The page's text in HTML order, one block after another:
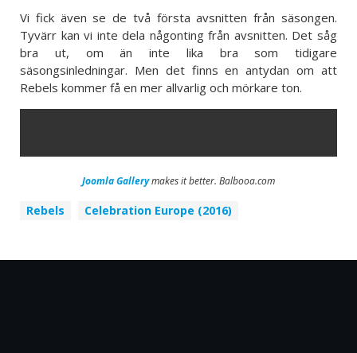
Vi fick även se de två första avsnitten från säsongen.
Tyvärr kan vi inte dela någonting från avsnitten. Det såg
bra ut, om än inte lika bra som tidigare
säsongsinledningar. Men det finns en antydan om att
Rebels kommer få en mer allvarlig och mörkare ton.
Joomla Gallerymakes it better. Balbooa.com
Rebels Celebration Europe (2016)